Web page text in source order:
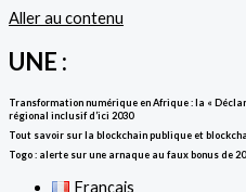
Aller au contenu
UNE :
Transformation numérique en Afrique : la «
régional inclusif d’ici 2030
Tout savoir sur la blockchain publique et
Togo : alerte sur une arnaque au faux bonus de 20
Français